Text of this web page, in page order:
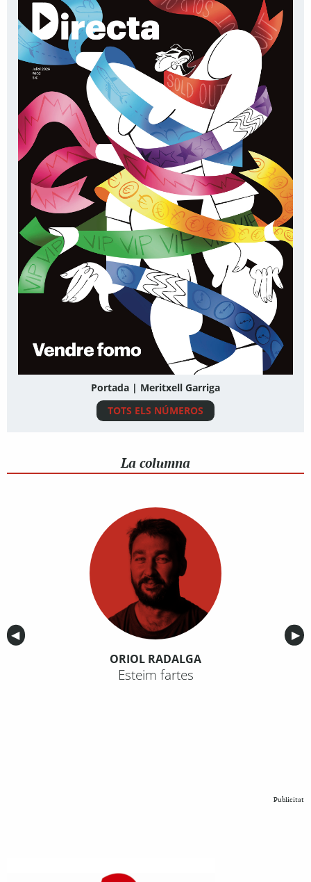
Portada | Meritxell Garriga
TOTS ELS NÚMEROS
La columna
Anterior
◀︎ ▶︎
ORIOL RADALGA
Esteim fartes
Publicitat